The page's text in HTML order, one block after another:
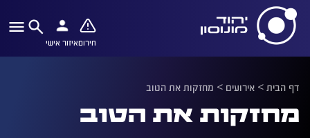
חירוםאיזור אישי
דף הבית> אירועים > מחזקות את הטוב
מחזקות את הטוב